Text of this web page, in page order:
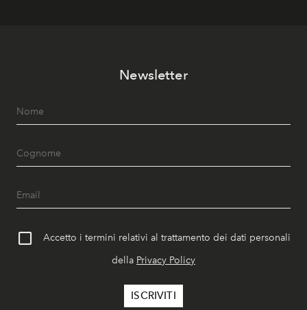
Newsletter
Accetto i termini relativi al trattamento dei dati personali
della Privacy Policy